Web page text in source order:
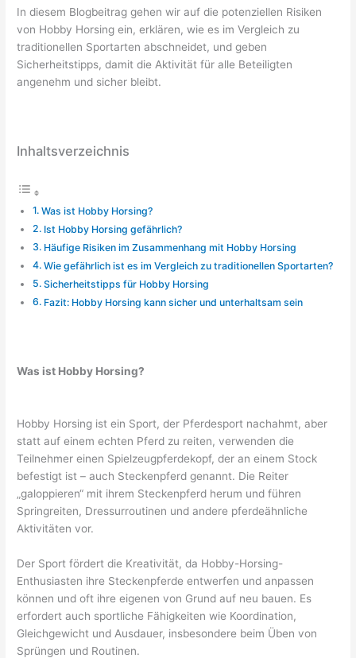
In diesem Blogbeitrag gehen wir auf die potenziellen Risiken
von Hobby Horsing ein, erklären, wie es im Vergleich zu
traditionellen Sportarten abschneidet, und geben
Sicherheitstipps, damit die Aktivität für alle Beteiligten
angenehm und sicher bleibt.
Inhaltsverzeichnis
Was ist Hobby Horsing?
Ist Hobby Horsing gefährlich?
Häufige Risiken im Zusammenhang mit Hobby Horsing
Wie gefährlich ist es im Vergleich zu traditionellen Sportarten?
Sicherheitstipps für Hobby Horsing
Fazit: Hobby Horsing kann sicher und unterhaltsam sein
Was ist Hobby Horsing?
Hobby Horsing ist ein Sport, der Pferdesport nachahmt, aber
statt auf einem echten Pferd zu reiten, verwenden die
Teilnehmer einen Spielzeugpferdekopf, der an einem Stock
befestigt ist – auch Steckenpferd genannt. Die Reiter
„galoppieren“ mit ihrem Steckenpferd herum und führen
Springreiten, Dressurroutinen und andere pferdeähnliche
Aktivitäten vor.
Der Sport fördert die Kreativität, da Hobby-Horsing-
Enthusiasten ihre Steckenpferde entwerfen und anpassen
können und oft ihre eigenen von Grund auf neu bauen. Es
erfordert auch sportliche Fähigkeiten wie Koordination,
Gleichgewicht und Ausdauer, insbesondere beim Üben von
Sprüngen und Routinen.